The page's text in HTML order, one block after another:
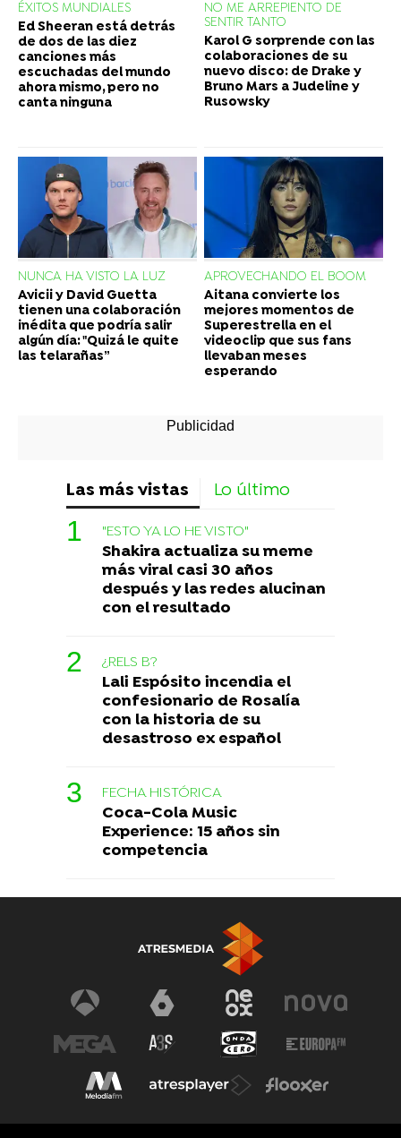
ÉXITOS MUNDIALES
Ed Sheeran está detrás
de dos de las diez
canciones más
escuchadas del mundo
ahora mismo, pero no
canta ninguna
NO ME ARREPIENTO DE
SENTIR TANTO
Karol G sorprende con las
colaboraciones de su
nuevo disco: de Drake y
Bruno Mars a Judeline y
Rusowsky
NUNCA HA VISTO LA LUZ
Avicii y David Guetta
tienen una colaboración
inédita que podría salir
algún día: "Quizá le quite
las telarañas”
APROVECHANDO EL BOOM
Aitana convierte los
mejores momentos de
Superestrella en el
videoclip que sus fans
llevaban meses
esperando
Las más vistas Lo último
"ESTO YA LO HE VISTO"
Shakira actualiza su meme
más viral casi 30 años
después y las redes alucinan
con el resultado
¿RELS B?
Lali Espósito incendia el
confesionario de Rosalía
con la historia de su
desastroso ex español
FECHA HISTÓRICA
Coca-Cola Music
Experience: 15 años sin
competencia